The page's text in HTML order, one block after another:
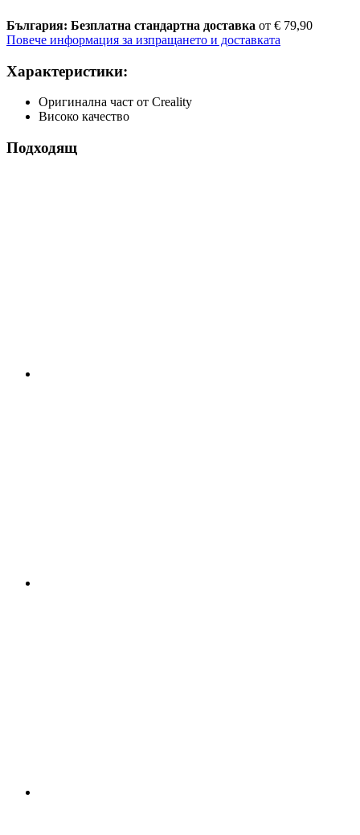
България: Безплатна стандартна доставка от € 79,90
Повече информация за изпращането и доставката
Характеристики:
Оригинална част от Creality
Високо качество
Подходящ